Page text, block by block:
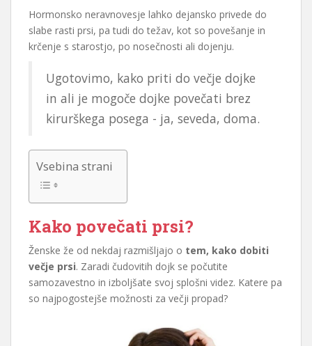
Hormonsko neravnovesje lahko dejansko privede do
slabe rasti prsi, pa tudi do težav, kot so povešanje in
krčenje s starostjo, po nosečnosti ali dojenju.
Ugotovimo, kako priti do večje dojke
in ali je mogoče dojke povečati brez
kirurškega posega - ja, seveda, doma.
Vsebina strani
Kako povečati prsi?
Ženske že od nekdaj razmišljajo o tem, kako dobiti
večje prsi. Zaradi čudovitih dojk se počutite
samozavestno in izboljšate svoj splošni videz. Katere pa
so najpogostejše možnosti za večji propad?